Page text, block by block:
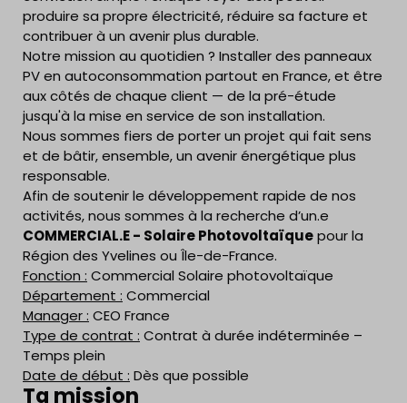
produire sa propre électricité, réduire sa facture et
contribuer à un avenir plus durable.
Notre mission au quotidien ? Installer des panneaux
PV en autoconsommation partout en France, et être
aux côtés de chaque client — de la pré-étude
jusqu'à la mise en service de son installation.
Nous sommes fiers de porter un projet qui fait sens
et de bâtir, ensemble, un avenir énergétique plus
responsable.
Afin de soutenir le développement rapide de nos
activités, nous sommes à la recherche d’un.e
COMMERCIAL.E - Solaire Photovoltaïquepour la
Région des Yvelines ou Île-de-France.
Fonction : Commercial Solaire photovoltaïque
Département : Commercial
Manager : CEO France
Type de contrat : Contrat à durée indéterminée –
Temps plein
Date de début : Dès que possible
Ta mission